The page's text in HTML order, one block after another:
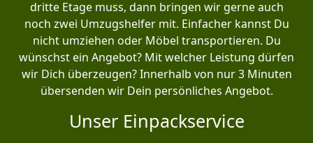
dritte Etage muss, dann bringen wir gerne auch
noch zwei Umzugshelfer mit. Einfacher kannst Du
nicht umziehen oder Möbel transportieren. Du
wünschst ein Angebot? Mit welcher Leistung dürfen
wir Dich überzeugen? Innerhalb von nur 3 Minuten
übersenden wir Dein persönliches Angebot.
Unser Einpackservice